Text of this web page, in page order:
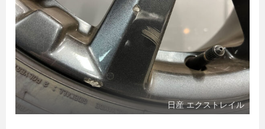
日産 エクストレイル